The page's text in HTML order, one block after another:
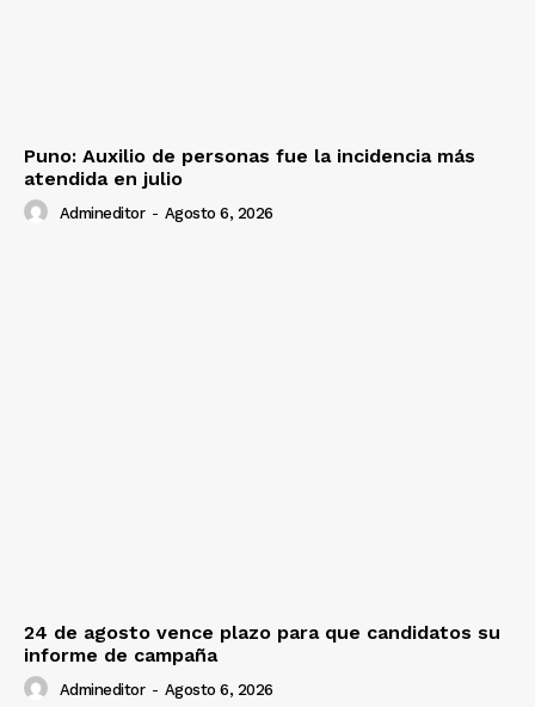
Puno: Auxilio de personas fue la incidencia más
atendida en julio
Admineditor - Agosto 6, 2026
24 de agosto vence plazo para que candidatos su
informe de campaña
Admineditor - Agosto 6, 2026